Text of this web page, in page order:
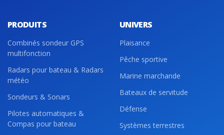
PRODUITS
Combinés sondeur GPS
multifonction
Radars pour bateau & Radars
météo
Sondeurs & Sonars
Pilotes automatiques &
Compas pour bateau
UNIVERS
Plaisance
Pêche sportive
Marine marchande
Bateaux de servitude
Défense
Systèmes terrestres